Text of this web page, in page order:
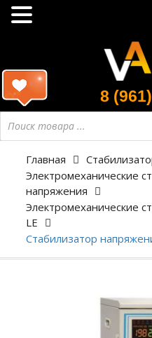
8
Главная
Электромеханические
напряжения
Электромеханические
LE
Стабилизатор